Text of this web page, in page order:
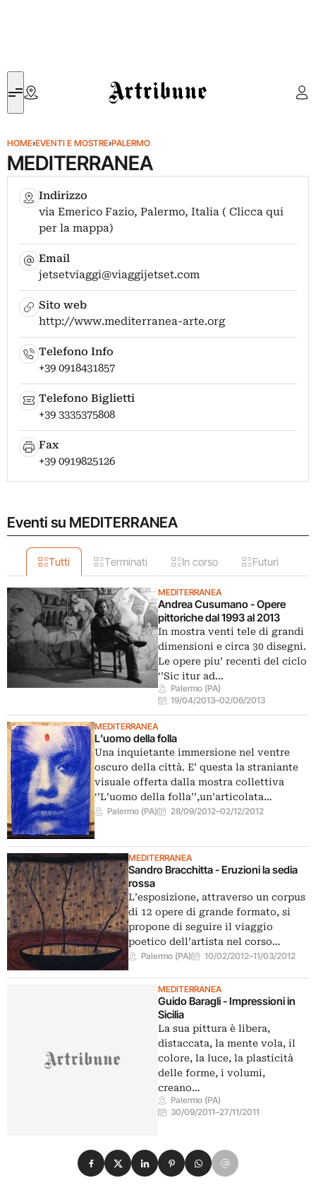
Artribune
HOME›EVENTI E MOSTRE›PALERMO
MEDITERRANEA
Indirizzo
via Emerico Fazio, Palermo, Italia ( Clicca qui
per la mappa)
Email
jetsetviaggi@viaggijetset.com
Sito web
http://www.mediterranea-arte.org
Telefono Info
+39 0918431857
Telefono Biglietti
+39 3335375808
Fax
+39 0919825126
Eventi su MEDITERRANEA
Tutti Terminati In corso Futuri
MEDITERRANEA
Andrea Cusumano - Opere
pittoriche dal 1993 al 2013
In mostra venti tele di grandi
dimensioni e circa 30 disegni.
Le opere piu’ recenti del ciclo
‘’Sic itur ad…
Palermo (PA)
19/04/2013–02/06/2013
MEDITERRANEA
L’uomo della folla
Una inquietante immersione nel ventre
oscuro della città. E’ questa la straniante
visuale offerta dalla mostra collettiva
‘’L’uomo della folla’’,un’articolata…
Palermo (PA) 28/09/2012–02/12/2012
MEDITERRANEA
Sandro Bracchitta - Eruzioni la sedia
rossa
L’esposizione, attraverso un corpus
di 12 opere di grande formato, si
propone di seguire il viaggio
poetico dell’artista nel corso…
Palermo (PA) 10/02/2012–11/03/2012
MEDITERRANEA
Guido Baragli - Impressioni in
Sicilia
La sua pittura è libera,
distaccata, la mente vola, il
colore, la luce, la plasticità
delle forme, i volumi,
creano…
Palermo (PA)
30/09/2011–27/11/2011
Condividi su Facebook
Condividi su X
Condividi su LinkedIn
Condividi su Pinterest
Condividi su WhatsApp
Condividi su Email